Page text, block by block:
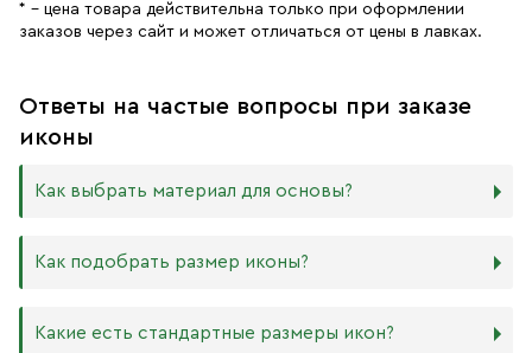
* – цена товара действительна только при оформлении
заказов через сайт и может отличаться от цены в лавках.
Ответы на частые вопросы при заказе
иконы
Как выбрать материал для основы?
Мы изготавливаем иконы на трёх разных видах досок:
МДФ. Ламинированная древесно-стружечная плита —
Как подобрать размер иконы?
Никаких строгих правил по тому, какого размера
Какие есть стандартные размеры икон?